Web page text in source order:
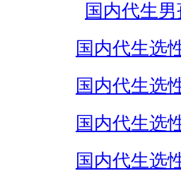
国内代生男
国内代生选
国内代生选
国内代生选
国内代生选